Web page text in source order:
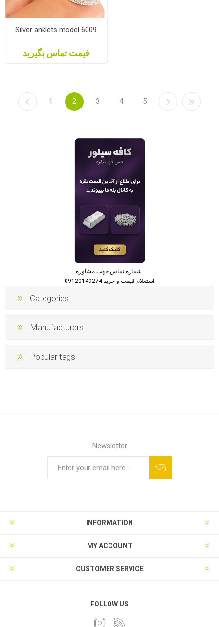
Silver anklets model 6009
قیمت تماس بگیرید
1 2 3 4 5
استعلام قیمت و خرید 09120149274
Categories
Manufacturers
Popular tags
Newsletter
INFORMATION
MY ACCOUNT
CUSTOMER SERVICE
FOLLOW US